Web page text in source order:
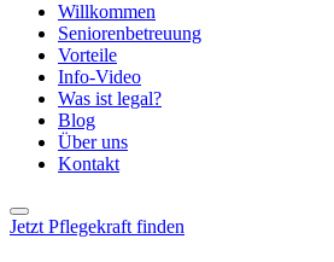
Willkommen
Seniorenbetreuung
Vorteile
Info-Video
Was ist legal?
Blog
Über uns
Kontakt
Jetzt Pflegekraft finden